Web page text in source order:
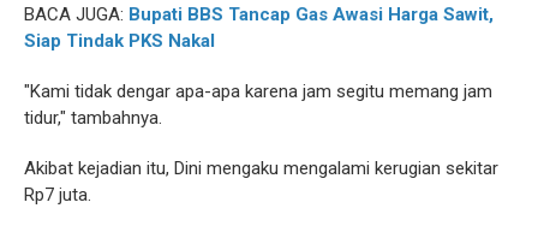
BACA JUGA: Bupati BBS Tancap Gas Awasi Harga Sawit,
Siap Tindak PKS Nakal
"Kami tidak dengar apa-apa karena jam segitu memang jam
tidur," tambahnya.
Akibat kejadian itu, Dini mengaku mengalami kerugian sekitar
Rp7 juta.